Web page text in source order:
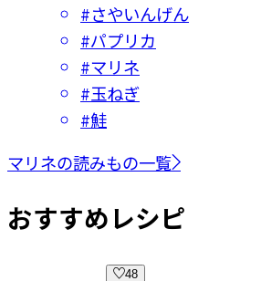
#さやいんげん
#パプリカ
#マリネ
#玉ねぎ
#鮭
マリネの読みもの一覧
おすすめレシピ